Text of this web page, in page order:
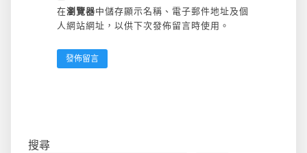
在瀏覽器中儲存顯示名稱、電子郵件地址及個
人網站網址，以供下次發佈留言時使用。
搜尋